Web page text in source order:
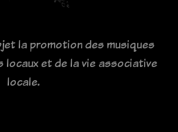
la promotion des musiques
et de la vie associative
locale.